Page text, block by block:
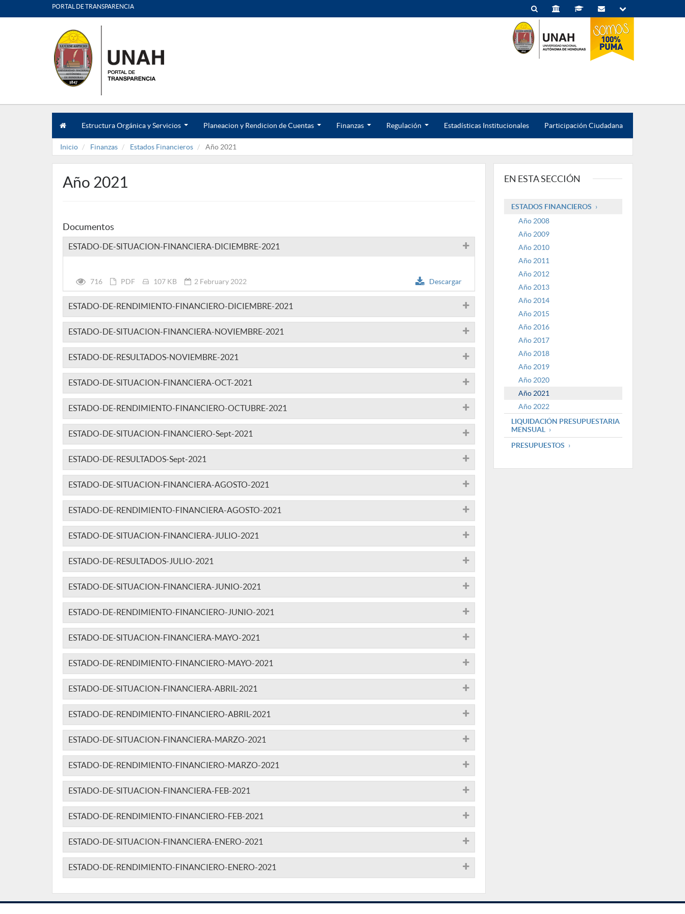
PORTAL DE TRANSPARENCIA
Estructura Orgánica y Servicios
.
.
Planeacion y Rendicion de Cuentas
.
Finanzas
.
Regulación
.
Estadísticas Institucionales Participación Ciudadana
Inicio Finanzas Estados Financieros Año 2021
Año 2021
Documentos
ESTADO-DE-SITUACION-FINANCIERA-DICIEMBRE-2021
716 PDF 107 KB 2 February 2022 Descargar
ESTADO-DE-RENDIMIENTO-FINANCIERO-DICIEMBRE-2021
ESTADO-DE-SITUACION-FINANCIERA-NOVIEMBRE-2021
ESTADO-DE-RESULTADOS-NOVIEMBRE-2021
ESTADO-DE-SITUACION-FINANCIERA-OCT-2021
ESTADO-DE-RENDIMIENTO-FINANCIERO-OCTUBRE-2021
ESTADO-DE-SITUACION-FINANCIERO-Sept-2021
ESTADO-DE-RESULTADOS-Sept-2021
ESTADO-DE-SITUACION-FINANCIERA-AGOSTO-2021
ESTADO-DE-RENDIMIENTO-FINANCIERA-AGOSTO-2021
ESTADO-DE-SITUACION-FINANCIERA-JULIO-2021
ESTADO-DE-RESULTADOS-JULIO-2021
ESTADO-DE-SITUACION-FINANCIERA-JUNIO-2021
ESTADO-DE-RENDIMIENTO-FINANCIERO-JUNIO-2021
ESTADO-DE-SITUACION-FINANCIERA-MAYO-2021
ESTADO-DE-RENDIMIENTO-FINANCIERO-MAYO-2021
ESTADO-DE-SITUACION-FINANCIERA-ABRIL-2021
ESTADO-DE-RENDIMIENTO-FINANCIERO-ABRIL-2021
ESTADO-DE-SITUACION-FINANCIERA-MARZO-2021
ESTADO-DE-RENDIMIENTO-FINANCIERO-MARZO-2021
ESTADO-DE-SITUACION-FINANCIERA-FEB-2021
ESTADO-DE-RENDIMIENTO-FINANCIERO-FEB-2021
ESTADO-DE-SITUACION-FINANCIERA-ENERO-2021
ESTADO-DE-RENDIMIENTO-FINANCIERO-ENERO-2021
EN ESTA SECCIÓN
ESTADOS FINANCIEROS
Año 2008
Año 2009
Año 2010
Año 2011
Año 2012
Año 2013
Año 2014
Año 2015
Año 2016
Año 2017
Año 2018
Año 2019
Año 2020
Año 2021
Año 2022
LIQUIDACIÓN PRESUPUESTARIA
MENSUAL
PRESUPUESTOS